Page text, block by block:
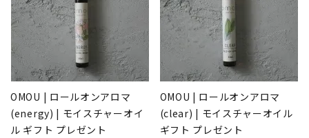
OMOU | ロールオンアロマ
(energy) | モイスチャーオイ
ル ギフト プレゼント
OMOU | ロールオンアロマ
(clear) | モイスチャーオイル
ギフト プレゼント